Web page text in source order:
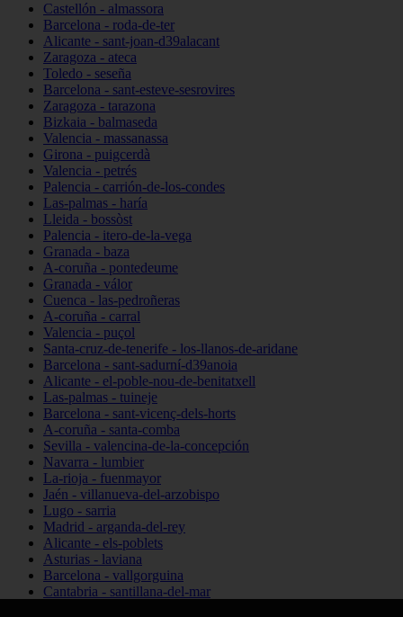
Castellón - almassora
Barcelona - roda-de-ter
Alicante - sant-joan-d39alacant
Zaragoza - ateca
Toledo - seseña
Barcelona - sant-esteve-sesrovires
Zaragoza - tarazona
Bizkaia - balmaseda
Valencia - massanassa
Girona - puigcerdà
Valencia - petrés
Palencia - carrión-de-los-condes
Las-palmas - haría
Lleida - bossòst
Palencia - itero-de-la-vega
Granada - baza
A-coruña - pontedeume
Granada - válor
Cuenca - las-pedroñeras
A-coruña - carral
Valencia - puçol
Santa-cruz-de-tenerife - los-llanos-de-aridane
Barcelona - sant-sadurní-d39anoia
Alicante - el-poble-nou-de-benitatxell
Las-palmas - tuineje
Barcelona - sant-vicenç-dels-horts
A-coruña - santa-comba
Sevilla - valencina-de-la-concepción
Navarra - lumbier
La-rioja - fuenmayor
Jaén - villanueva-del-arzobispo
Lugo - sarria
Madrid - arganda-del-rey
Alicante - els-poblets
Asturias - laviana
Barcelona - vallgorguina
Cantabria - santillana-del-mar